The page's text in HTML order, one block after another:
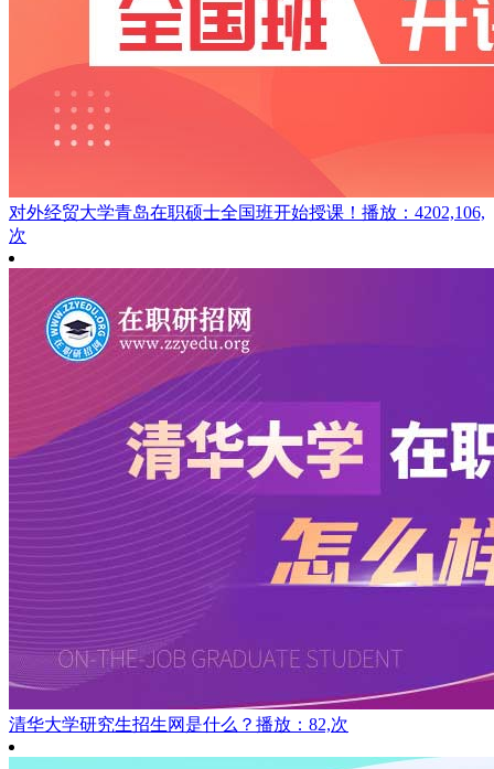
对外经贸大学青岛在职硕士全国班开始授课！ 播放：4202,106,
次
清华大学研究生招生网是什么？ 播放：82,次